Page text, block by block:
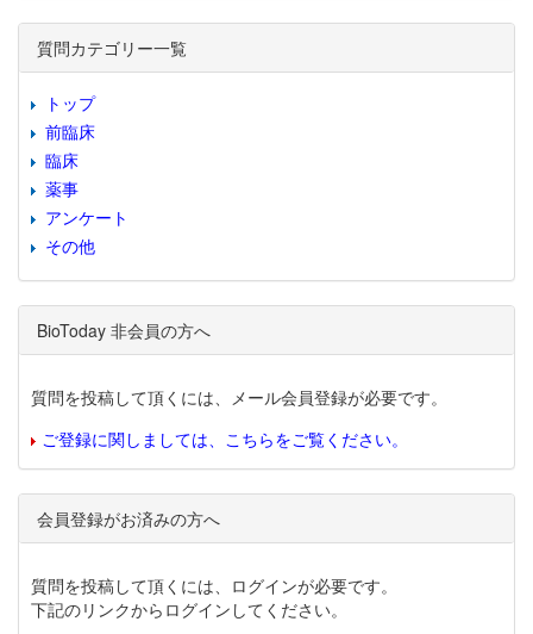
質問カテゴリー一覧
トップ
前臨床
臨床
薬事
アンケート
その他
BioToday 非会員の方へ
質問を投稿して頂くには、メール会員登録が必要です。
ご登録に関しましては、こちらをご覧ください。
会員登録がお済みの方へ
質問を投稿して頂くには、ログインが必要です。
下記のリンクからログインしてください。